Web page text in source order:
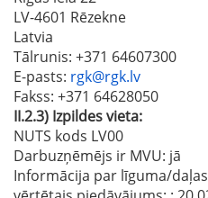
LV-4601 Rēzekne
Latvia
Tālrunis: +371 64607300
E-pasts: rgk@rgk.lv
Fakss: +371 64628050
II.2.3) Izpildes vieta:
NUTS kods LV00
Darbuzņēmējs ir MVU: jā
Informācija par līguma/